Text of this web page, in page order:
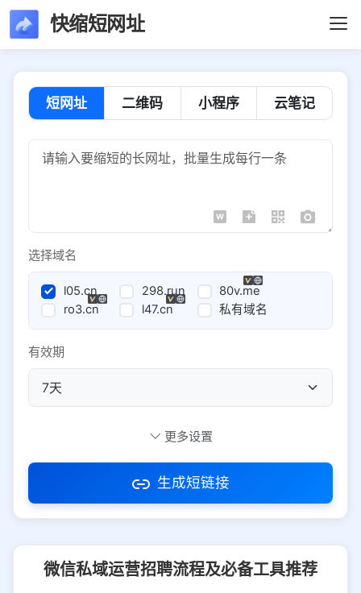
快缩短网址
短网址 二维码 小程序 云笔记
选择域名
l05.cn 298.run
80v.me
ro3.cn
l47.cn 私有域名
有效期
访问密码
更多设置
生成短链接
微信私域运营招聘流程及必备工具推荐